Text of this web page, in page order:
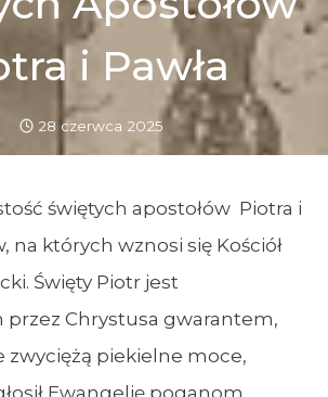
i Pawła
28 czerwca 2025
świętych apostołów Piotra i
na których wznosi się Kościół
Święty Piotr jest
przez Chrystusa gwarantem,
zwyciężą piekielne moce,